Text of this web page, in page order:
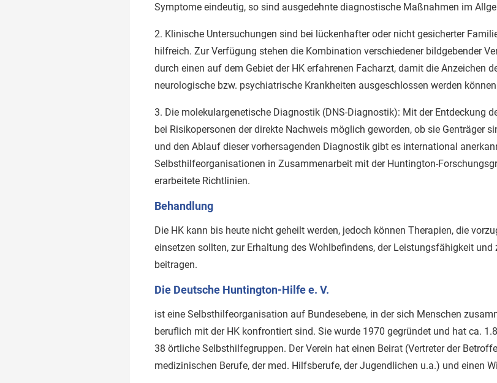
Symptome eindeutig, so sind ausgedehnte diagnostische Maßnahmen im
2. Klinische Untersuchungen sind bei lückenhafter oder nicht gesicherter
hilfreich. Zur Verfügung stehen die Kombination verschiedener bildgebender
durch einen auf dem Gebiet der HK erfahrenen Facharzt, damit die Anzeichen
neurologische bzw. psychiatrische Krankheiten ausgeschlossen werden
3. Die molekulargenetische Diagnostik (DNS-Diagnostik): Mit der Entdeckung
bei Risikopersonen der direkte Nachweis möglich geworden, ob sie Genträger
und den Ablauf dieser vorhersagenden Diagnostik gibt es international
Selbsthilfeorganisationen in Zusammenarbeit mit der Huntington-
erarbeitete Richtlinien.
Behandlung
Die HK kann bis heute nicht geheilt werden, jedoch können Therapien, die
einsetzen sollten, zur Erhaltung des Wohlbefindens, der Leistungsfähigkeit und
beitragen.
Die Deutsche Huntington-Hilfe e. V.
ist eine Selbsthilfeorganisation auf Bundesebene, in der sich Menschen
beruflich mit der HK konfrontiert sind. Sie wurde 1970 gegründet und hat ca.
38 örtliche Selbsthilfegruppen. Der Verein hat einen Beirat (Vertreter der
medizinischen Berufe, der med. Hilfsberufe, der Jugendlichen u.a.) und einen